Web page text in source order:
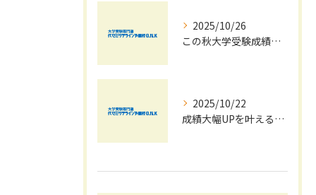
2025/10/26
この秋大学受験成績大幅UPの秘訣
2025/10/22
成績大幅UPを叶える秋の効率学習法